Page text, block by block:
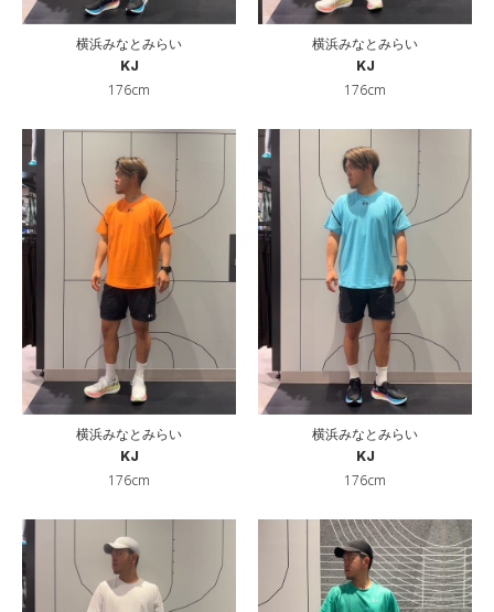
横浜みなとみらい
KJ
176cm
横浜みなとみらい
KJ
176cm
横浜みなとみらい
KJ
176cm
横浜みなとみらい
KJ
176cm